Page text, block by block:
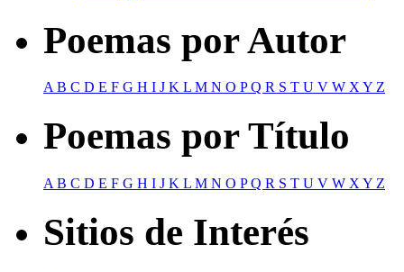
Poemas por Autor
AB C D E F G H I J K L M N O PQ R S T U V W XY Z
Poemas por Título
A B C D E F G H I J K L M N O PQ R S T U V W X Y Z
Sitios de Interés